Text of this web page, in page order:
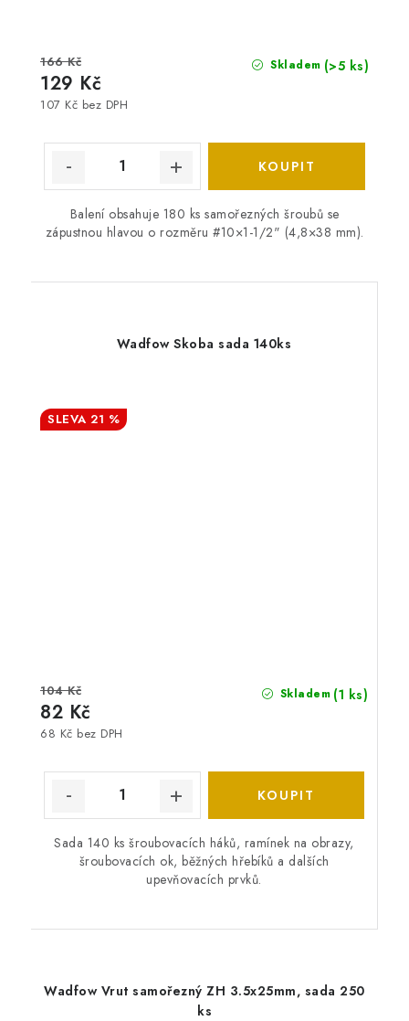
Skladem (>5 ks)
107 Kč bez DPH
129 Kč
166 Kč
Balení obsahuje 180 ks samořezných šroubů se
zápustnou hlavou o rozměru #10×1-1/2" (4,8×38 mm).
Wadfow Skoba sada 140ks
21 %
Skladem (1 ks)
68 Kč bez DPH
82 Kč
104 Kč
Sada 140 ks šroubovacích háků, ramínek na obrazy,
šroubovacích ok, běžných hřebíků a dalších
upevňovacích prvků.
Wadfow Vrut samořezný ZH 3.5x25mm, sada 250
ks